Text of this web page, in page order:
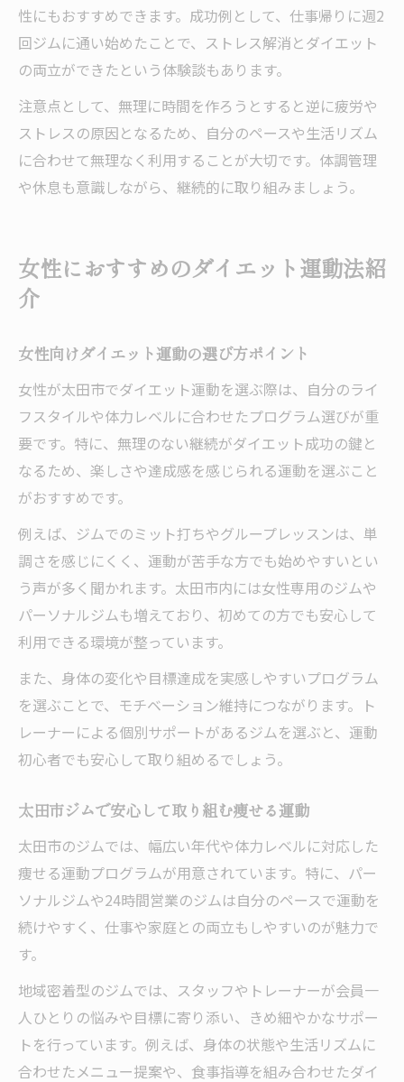
性にもおすすめできます。成功例として、仕事帰りに週2
回ジムに通い始めたことで、ストレス解消とダイエット
の両立ができたという体験談もあります。
注意点として、無理に時間を作ろうとすると逆に疲労や
ストレスの原因となるため、自分のペースや生活リズム
に合わせて無理なく利用することが大切です。体調管理
や休息も意識しながら、継続的に取り組みましょう。
女性におすすめのダイエット運動法紹
介
女性向けダイエット運動の選び方ポイント
女性が太田市でダイエット運動を選ぶ際は、自分のライ
フスタイルや体力レベルに合わせたプログラム選びが重
要です。特に、無理のない継続がダイエット成功の鍵と
なるため、楽しさや達成感を感じられる運動を選ぶこと
がおすすめです。
例えば、ジムでのミット打ちやグループレッスンは、単
調さを感じにくく、運動が苦手な方でも始めやすいとい
う声が多く聞かれます。太田市内には女性専用のジムや
パーソナルジムも増えており、初めての方でも安心して
利用できる環境が整っています。
また、身体の変化や目標達成を実感しやすいプログラム
を選ぶことで、モチベーション維持につながります。ト
レーナーによる個別サポートがあるジムを選ぶと、運動
初心者でも安心して取り組めるでしょう。
太田市ジムで安心して取り組む痩せる運動
太田市のジムでは、幅広い年代や体力レベルに対応した
痩せる運動プログラムが用意されています。特に、パー
ソナルジムや24時間営業のジムは自分のペースで運動を
続けやすく、仕事や家庭との両立もしやすいのが魅力で
す。
地域密着型のジムでは、スタッフやトレーナーが会員一
人ひとりの悩みや目標に寄り添い、きめ細やかなサポー
トを行っています。例えば、身体の状態や生活リズムに
合わせたメニュー提案や、食事指導を組み合わせたダイ